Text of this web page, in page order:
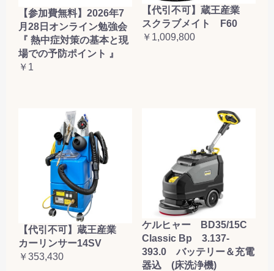
【参加費無料】2026年7
月28日オンライン勉強会
『 熱中症対策の基本と現
場での予防ポイント 』
￥1
【代引不可】蔵王産業
スクラブメイト F60
￥1,009,800
【代引不可】蔵王産業
カーリンサー14SV
￥353,430
ケルヒャー BD35/15C
Classic Bp 3.137-
393.0 バッテリー＆充電
器込 (床洗浄機)